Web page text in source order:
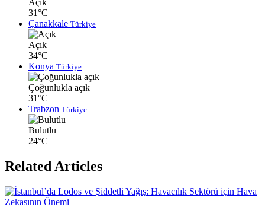
Açık
31°C
Çanakkale Türkiye
Açık
34°C
Konya Türkiye
Çoğunlukla açık
31°C
Trabzon Türkiye
Bulutlu
24°C
Related Articles